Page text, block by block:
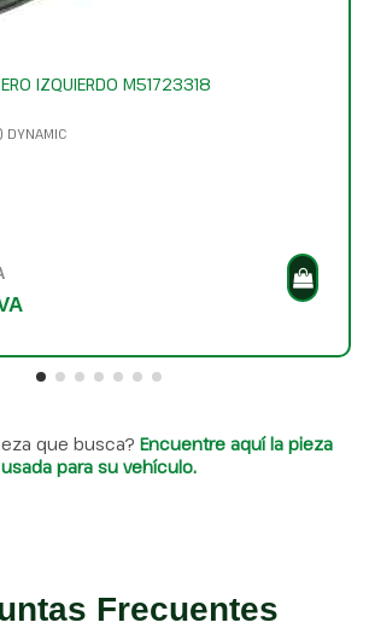
IZQUIERDO M51723318
DYNAMIC
que busca? Encuentre aquí la pieza
usada para su vehículo.
Frecuentes